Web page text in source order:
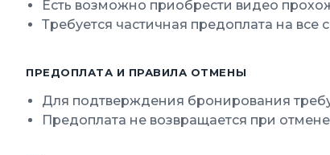
Есть возможно приобрести видео
Требуется частичная предоплата на все
ПРЕДОПЛАТА И ПРАВИЛА ОТМЕНЫ
Для подтверждения бронирования
Предоплата не возвращается при